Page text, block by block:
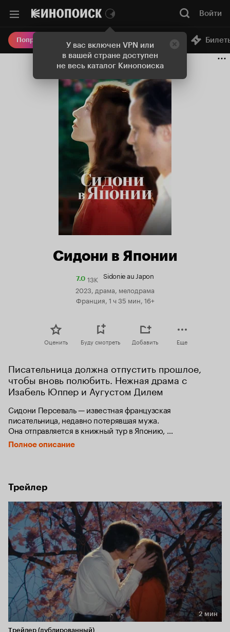
У вас включен VPN или
в вашей стране доступен
не весь каталог Кинопоиска
Войти
Попробовать Плюс Онлайн-кинотеатр
Сидони в Японии
7.0Рейтинг
Кинопоиска
13K Sidonie au Japon
2023, драма, мелодрама
Франция, 1 ч 35 мин, 16+
Оценить Буду смотреть Добавить Еще
Писательница должна отпустить прошлое,
чтобы вновь полюбить. Нежная драма с
Изабель Юппер и Аугустом Дилем
Сидони Персеваль — известная французская
писательница, недавно потерявшая мужа.
Она отправляется в книжный тур в Японию,
где встречается со своим издателем. Во время
путешествия по Японии Сидони постепенно открывается
Полное описание
Трейлер
Длительность 2 мин
2 мин
Трейлер (дублированный)